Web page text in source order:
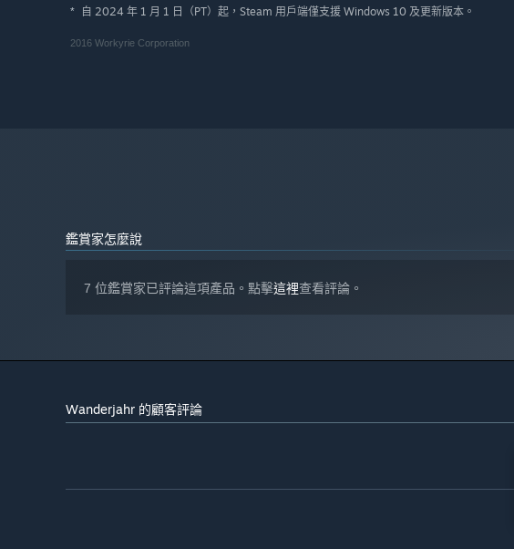
* 自 2024 年 1 月 1 日（PT）起，Steam 用戶端僅支援 Windows 10 及更新版本。
2016 Workyrie Corporation
鑑賞家怎麼說
7 位鑑賞家已評論這項產品。點擊這裡查看評論。
Wanderjahr 的顧客評論